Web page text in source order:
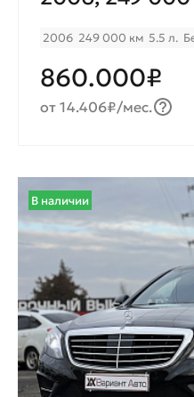
2006 249 000 км 5.5 л.
860.000₽
от 14.406₽/мес.
В наличии